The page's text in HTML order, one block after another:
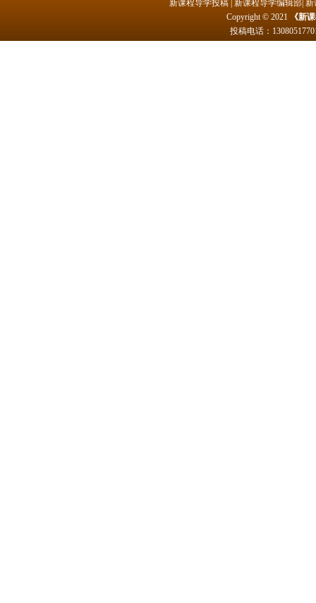
新课程导学投稿 新课程导学编辑部 新
Copyright © 2021
《新
投稿电话：